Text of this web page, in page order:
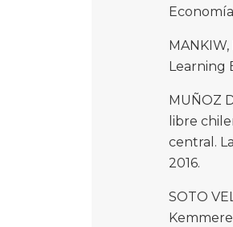
Learning
MUÑOZ
libre
central.
2016.
SOTO